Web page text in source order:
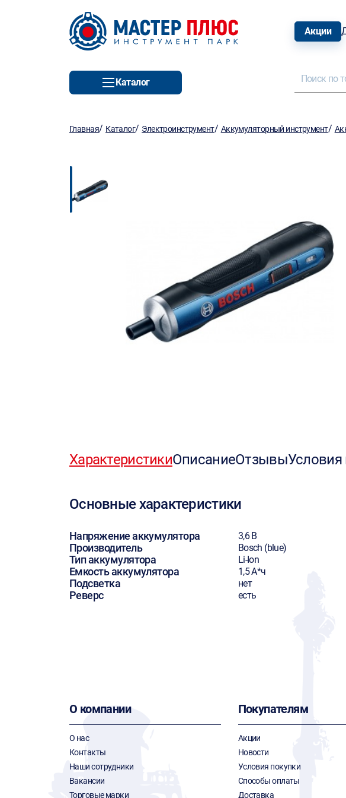
Акции
Каталог
Главная/ Каталог/ Электроинструмент/ Аккумуляторный инструмент/
ХарактеристикиОписаниеОтзывыУсловия
Основные характеристики
Напряжение аккумулятора 3,6 В
Производитель Bosch (blue)
Тип аккумулятора Li-Ion
Емкость аккумулятора 1,5 А*ч
Подсветка нет
Реверс есть
О компании
О нас
Контакты
Наши сотрудники
Вакансии
Торговые марки
Покупателям
Акции
Новости
Условия покупки
Способы оплаты
Доставка